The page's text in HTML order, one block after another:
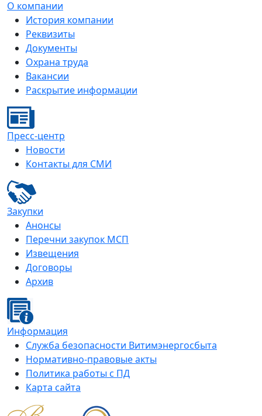
О компании
История компании
Реквизиты
Документы
Охрана труда
Вакансии
Раскрытие информации
Пресс-центр
Новости
Контакты для СМИ
Закупки
Анонсы
Перечни закупок МСП
Извещения
Договоры
Архив
Информация
Служба безопасности Витимэнергосбыта
Нормативно-правовые акты
Политика работы с ПД
Карта сайта